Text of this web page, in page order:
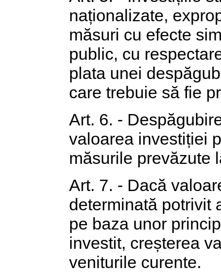
naționalizate,
măsuri cu efecte
public, cu
plata unei
care trebuie să fie
Art. 6. -
valoarea investiției
măsurile prevăzute
Art. 7. - Dacă
determinată potrivit
pe baza unor
investit, creșterea
veniturile curente.